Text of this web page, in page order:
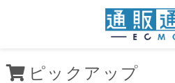
ピックアップ